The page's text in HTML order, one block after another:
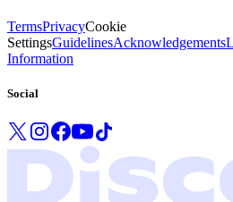
TermsPrivacyCookie
SettingsGuidelinesAcknowledgements
Information
Social